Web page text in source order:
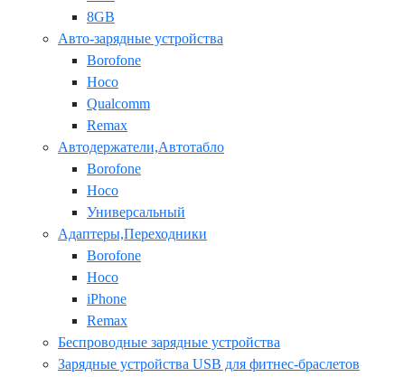
8GB
Авто-зарядные устройства
Borofone
Hoco
Qualcomm
Remax
Автодержатели,Автотабло
Borofone
Hoco
Универсальный
Адаптеры,Переходники
Borofone
Hoco
iPhone
Remax
Беспроводные зарядные устройства
Зарядные устройства USB для фитнес-браслетов